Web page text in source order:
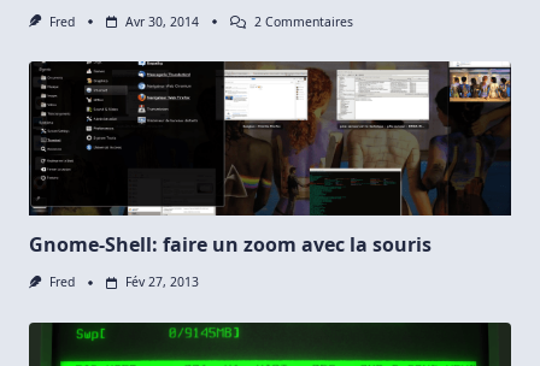
Fred Avr 30, 2014 2 CommentairesSur
Pour
Configurer
Et
La
Date
Du
Système
Gnome-Shell: faire un zoom avec la souris
Fred Fév 27, 2013